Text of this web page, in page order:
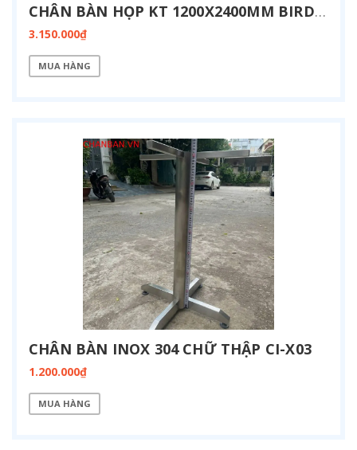
CHÂN BÀN HỌP KT 1200X2400MM BIRD-P1224
3.150.000₫
MUA HÀNG
CHÂN BÀN INOX 304 CHỮ THẬP CI-X03
1.200.000₫
MUA HÀNG